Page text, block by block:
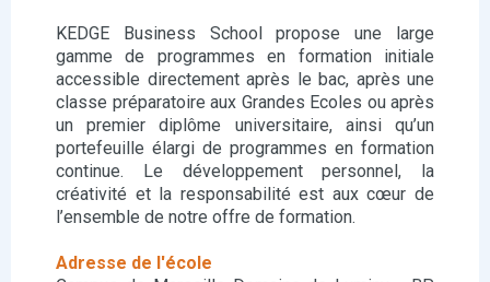
KEDGE Business School propose une large
gamme de programmes en formation initiale
accessible directement après le bac, après une
classe préparatoire aux Grandes Ecoles ou après
un premier diplôme universitaire, ainsi qu’un
portefeuille élargi de programmes en formation
continue. Le développement personnel, la
créativité et la responsabilité est aux cœur de
l’ensemble de notre offre de formation.
Adresse de l'école